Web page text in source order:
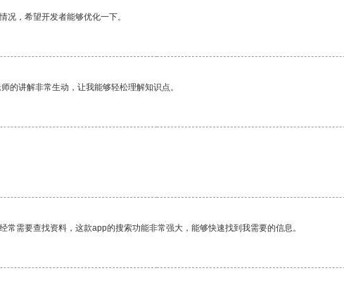
况，希望开发者能够优化一下。
的讲解非常生动，让我能够轻松理解知识点。
需要查找资料，这款app的搜索功能非常强大，能够快速找到我需要的信息。